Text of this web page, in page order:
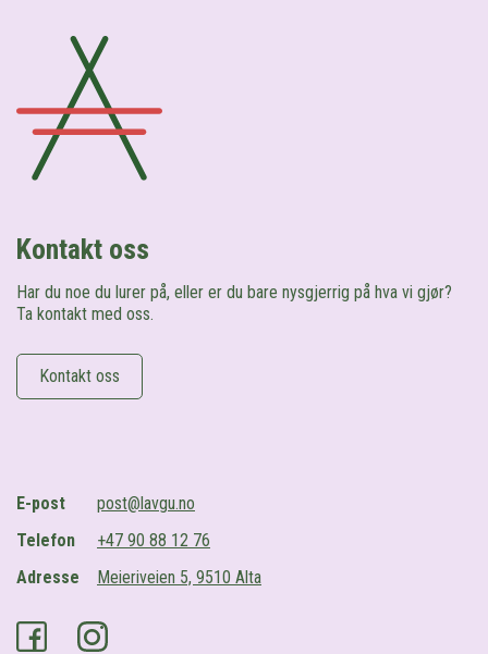
Kontakt oss
Har du noe du lurer på, eller er du bare nysgjerrig på hva vi gjør?
Ta kontakt med oss.
Kontakt oss
E-post
post@lavgu.no
Telefon
+47 90 88 12 76
Adresse
Meieriveien 5, 9510 Alta
FacebookInstagram